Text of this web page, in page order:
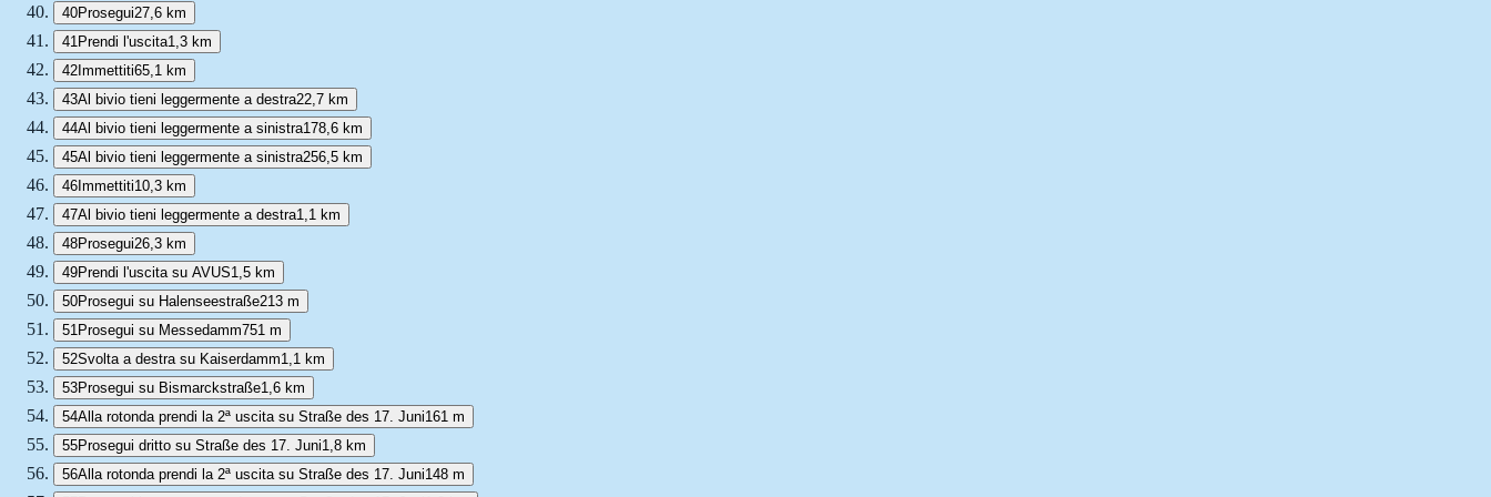
40Prosegui27,6 km
41 Prendi l'uscita1,3 km
42Immettiti65,1 km
43Al bivio tieni leggermente a destra22,7 km
44Al bivio tieni leggermente a sinistra178,6 km
45Al bivio tieni leggermente a sinistra256,5 km
46Immettiti10,3 km
47Al bivio tieni leggermente a destra1,1 km
48Prosegui26,3 km
49Prendi l'uscita su AVUS1,5 km
50Prosegui su Halenseestraße213 m
51 Prosegui su Messedamm751 m
52Svolta a destra su Kaiserdamm1,1 km
53Prosegui su Bismarckstraße1,6 km
54Alla rotonda prendi la 2ª uscita su Straße des 17. Juni161 m
55Prosegui dritto su Straße des 17. Juni1,8 km
56Alla rotonda prendi la 2ª uscita su Straße des 17. Juni148 m